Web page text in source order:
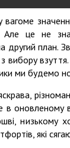
Але це не
другий план.
вибору
ми будемо
в оновленому
низькому
які